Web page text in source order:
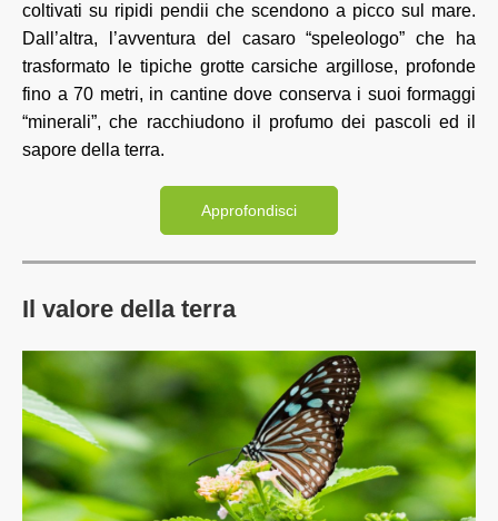
coltivati su ripidi pendii che scendono a picco sul mare.
Dall’altra, l’avventura del casaro “speleologo” che ha
trasformato le tipiche grotte carsiche argillose, profonde
fino a 70 metri, in cantine dove conserva i suoi formaggi
“minerali”, che racchiudono il profumo dei pascoli ed il
sapore della terra.
Approfondisci
Il valore della terra